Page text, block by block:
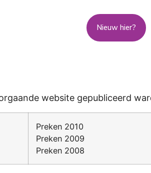
Nieuw hier?
website gepubliceerd
Preken 2010
Preken 2009
Preken 2008